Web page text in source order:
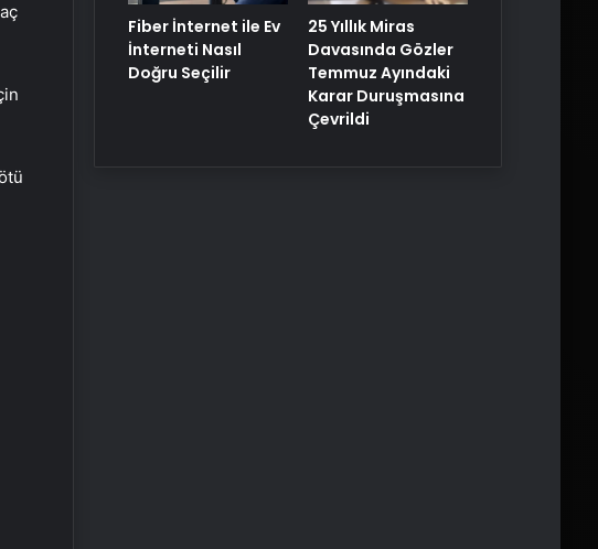
Fiber İnternet ile Ev
İnterneti Nasıl
Doğru Seçilir
25 Yıllık Miras
Davasında Gözler
Temmuz Ayındaki
Karar Duruşmasına
Çevrildi